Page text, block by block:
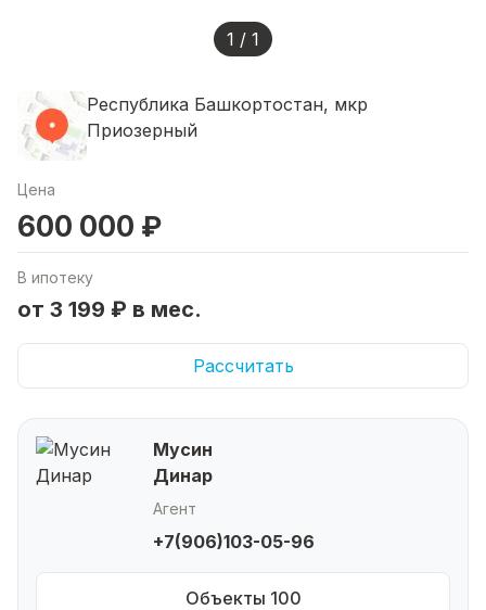
1 / 1
Республика Башкортостан, мкр
Приозерный
Цена
600 000 ₽
В ипотеку
от 3 199 ₽ в мес.
Рассчитать
Мусин
Динар
Агент
+7(906)103-05-96
Объекты 100